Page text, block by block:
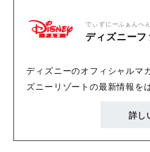
でぃずにーふぁんへ
ディズニー
ディズニーのオフィシャルマ
ズニーリゾートの最新情報を
ど、ディズニーに関する最新
詳し